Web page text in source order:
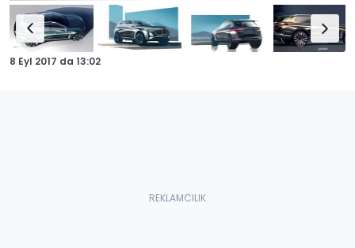
8 Eyl 2017 da 13:02